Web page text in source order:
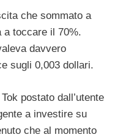
che sommato a
a toccare il 70%.
davvero
sugli 0,003 dollari.
postato dall’utente
a investire su
che al momento